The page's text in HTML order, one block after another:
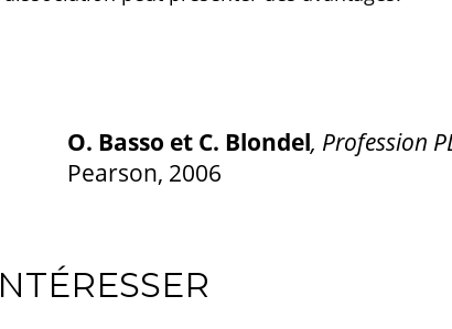
O. Basso et C. Blondel, Profession
Pearson, 2006